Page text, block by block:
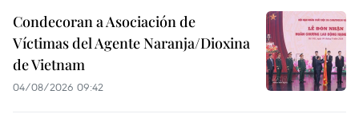
Condecoran a Asociación de
Víctimas del Agente Naranja/Dioxina
de Vietnam
04/08/2026 09:42